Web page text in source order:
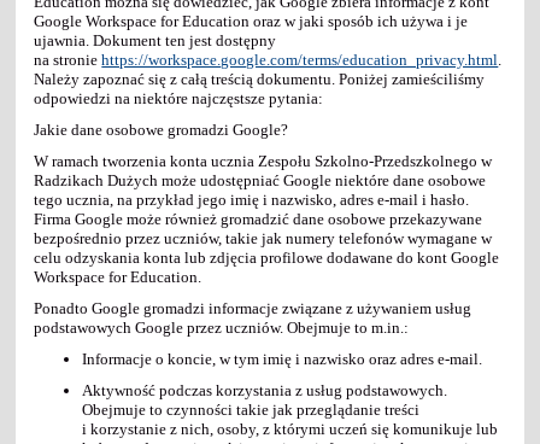
Google Workspace for Education oraz w jaki sposób ich używa i je
ujawnia. Dokument ten jest dostępny
na stroniehttps://workspace.google.com/terms/education_privacy.html.
Należy zapoznać się z całą treścią dokumentu. Poniżej zamieściliśmy
odpowiedzi na niektóre najczęstsze pytania:
Jakie dane osobowe gromadzi Google?
W ramach tworzenia konta ucznia Zespołu Szkolno-Przedszkolnego w
Radzikach Dużych może udostępniać Google niektóre dane osobowe
tego ucznia, na przykład jego imię i nazwisko, adres e-mail i hasło.
Firma Google może również gromadzić dane osobowe przekazywane
bezpośrednio przez uczniów, takie jak numery telefonów wymagane w
celu odzyskania konta lub zdjęcia profilowe dodawane do kont Google
Workspace for Education.
Ponadto Google gromadzi informacje związane z używaniem usług
podstawowych Google przez uczniów. Obejmuje to m.in.:
Informacje o koncie, w tym imię i nazwisko oraz adres e-mail.
Aktywność podczas korzystania z usług podstawowych.
Obejmuje to czynności takie jak przeglądanie treści
i korzystanie z nich, osoby, z którymi uczeń się komunikuje lub